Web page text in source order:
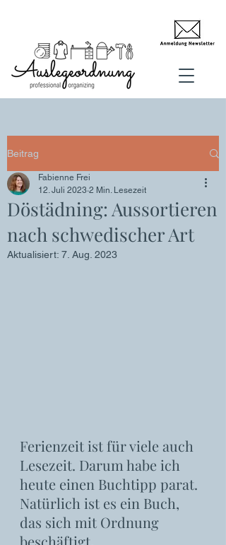
Beitrag
Döstädning: Aussortieren
nach schwedischer Art
Fabienne Frei
12. Juli 2023 2 Min. Lesezeit
Aktualisiert: 7. Aug. 2023
Ferienzeit ist für viele auch
Lesezeit. Darum habe ich
heute einen Buchtipp parat.
Natürlich ist es ein Buch,
das sich mit Ordnung
beschäftigt.